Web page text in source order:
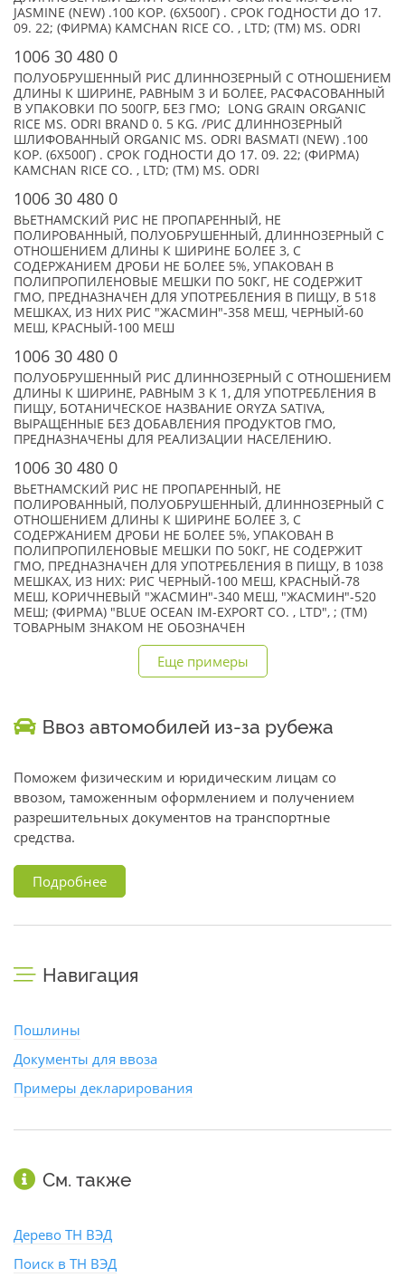
JASMINE (NEW) .100 КОР. (6Х500Г) . СРОК ГОДНОСТИ ДО 17.
09. 22; (ФИРМА) KAMCHAN RICE CO. , LTD; (TM) MS. ODRI
1006 30 480 0
ПОЛУОБРУШЕННЫЙ РИС ДЛИННОЗЕРНЫЙ С ОТНОШЕНИЕМ
ДЛИНЫ К ШИРИНЕ, РАВНЫМ 3 И БОЛЕЕ, РАСФАСОВАННЫЙ
В УПАКОВКИ ПО 500ГР, БЕЗ ГМО; LONG GRAIN ORGANIC
RICE MS. ODRI BRAND 0. 5 KG. /РИС ДЛИННОЗЕРНЫЙ
ШЛИФОВАННЫЙ ORGANIC MS. ODRI BASMATI (NEW) .100
КОР. (6Х500Г) . СРОК ГОДНОСТИ ДО 17. 09. 22; (ФИРМА)
KAMCHAN RICE CO. , LTD; (TM) MS. ODRI
1006 30 480 0
ВЬЕТНАМСКИЙ РИС НЕ ПРОПАРЕННЫЙ, НЕ
ПОЛИРОВАННЫЙ, ПОЛУОБРУШЕННЫЙ, ДЛИННОЗЕРНЫЙ С
ОТНОШЕНИЕМ ДЛИНЫ К ШИРИНЕ БОЛЕЕ 3, С
СОДЕРЖАНИЕМ ДРОБИ НЕ БОЛЕЕ 5%, УПАКОВАН В
ПОЛИПРОПИЛЕНОВЫЕ МЕШКИ ПО 50КГ, НЕ СОДЕРЖИТ
ГМО, ПРЕДНАЗНАЧЕН ДЛЯ УПОТРЕБЛЕНИЯ В ПИЩУ, В 518
МЕШКАХ, ИЗ НИХ РИС "ЖАСМИН"-358 МЕШ, ЧЕРНЫЙ-60
МЕШ, КРАСНЫЙ-100 МЕШ
1006 30 480 0
ПОЛУОБРУШЕННЫЙ РИС ДЛИННОЗЕРНЫЙ С ОТНОШЕНИЕМ
ДЛИНЫ К ШИРИНЕ, РАВНЫМ 3 К 1, ДЛЯ УПОТРЕБЛЕНИЯ В
ПИЩУ, БОТАНИЧЕСКОЕ НАЗВАНИЕ ORYZA SATIVA,
ВЫРАЩЕННЫЕ БЕЗ ДОБАВЛЕНИЯ ПРОДУКТОВ ГМО,
ПРЕДНАЗНАЧЕНЫ ДЛЯ РЕАЛИЗАЦИИ НАСЕЛЕНИЮ.
1006 30 480 0
ВЬЕТНАМСКИЙ РИС НЕ ПРОПАРЕННЫЙ, НЕ
ПОЛИРОВАННЫЙ, ПОЛУОБРУШЕННЫЙ, ДЛИННОЗЕРНЫЙ С
ОТНОШЕНИЕМ ДЛИНЫ К ШИРИНЕ БОЛЕЕ 3, С
СОДЕРЖАНИЕМ ДРОБИ НЕ БОЛЕЕ 5%, УПАКОВАН В
ПОЛИПРОПИЛЕНОВЫЕ МЕШКИ ПО 50КГ, НЕ СОДЕРЖИТ
ГМО, ПРЕДНАЗНАЧЕН ДЛЯ УПОТРЕБЛЕНИЯ В ПИЩУ, В 1038
МЕШКАХ, ИЗ НИХ: РИС ЧЕРНЫЙ-100 МЕШ, КРАСНЫЙ-78
МЕШ, КОРИЧНЕВЫЙ "ЖАСМИН"-340 МЕШ, "ЖАСМИН"-520
МЕШ; (ФИРМА) "BLUE OCEAN IM-EXPORT CO. , LTD", ; (TM)
ТОВАРНЫМ ЗНАКОМ НЕ ОБОЗНАЧЕН
Еще примеры
Ввоз автомобилей из-за рубежа
Поможем физическим и юридическим лицам со
ввозом, таможенным оформлением и получением
разрешительных документов на транспортные
средства.
Подробнее
Навигация
Пошлины
Документы для ввоза
Примеры декларирования
См. также
Дерево ТН ВЭД
Поиск в ТН ВЭД